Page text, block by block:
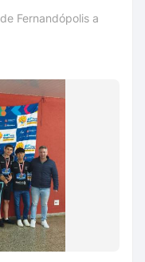
Fernandópolis a